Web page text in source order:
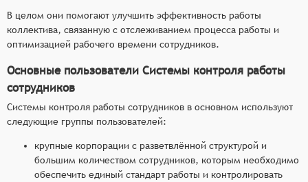
В целом они помогают улучшить эффективность работы
коллектива, связанную с отслеживанием процесса работы и
оптимизацией рабочего времени сотрудников.
Основные пользователи Системы контроля работы
сотрудников
Системы контроля работы сотрудников в основном используют
следующие группы пользователей:
крупные корпорации с разветвлённой структурой и
большим количеством сотрудников, которым необходимо
обеспечить единый стандарт работы и контролировать